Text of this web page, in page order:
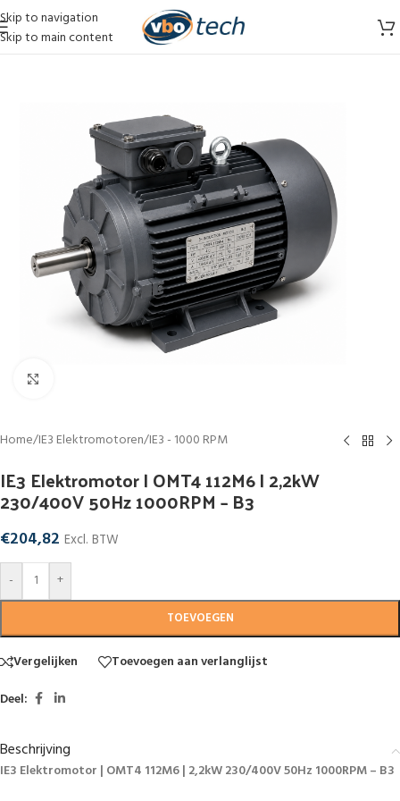
Skip to navigation
Skip to main content
Home/IE3 Elektromotoren/IE3 - 1000 RPM
IE3 Elektromotor | OMT4 112M6 | 2,2kW
230/400V 50Hz 1000RPM – B3
€204,82 Excl. BTW
-
+
TOEVOEGEN
Vergelijken
Toevoegen aan verlanglijst
Deel:
Beschrijving
IE3 Elektromotor | OMT4 112M6 | 2,2kW 230/400V 50Hz 1000RPM – B3